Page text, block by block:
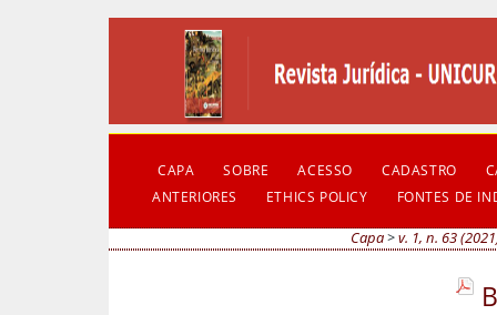
CAPA SOBRE ACESSO CADASTRO
ANTERIORES
ETHICS POLICY FONTES DE
Capa>v. 1, n. 63